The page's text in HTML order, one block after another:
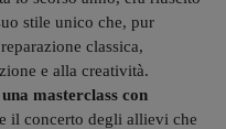
stile unico che, pur
classica,
e alla creatività.
masterclass con
e il concerto degli allievi che